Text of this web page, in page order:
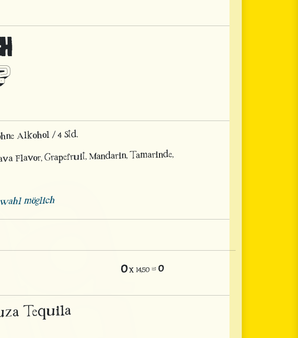
Alkohol / 4 Std.
Flavor, Grapefruit, Mandarin, Tamarinde,
möglich
0 x 14,50=0
Tequila